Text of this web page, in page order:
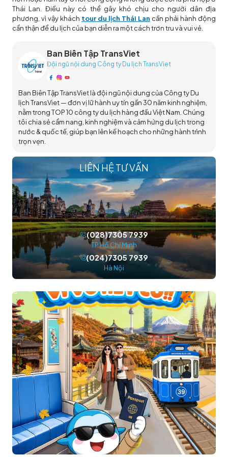
Thái Lan. Điều này có thể gây khó chịu cho người dân địa
phương, vì vậy khách tour du lịch Thái Lan cần phải hành động
cẩn thận để du lịch của bạn diễn ra một cách trơn tru và vui vẻ.
Ban Biên Tập TransViet
Đội ngũ nội dung Công ty Du lịch TransViet
Ban Biên Tập TransViet là đội ngũ nội dung của Công ty Du
lịch TransViet — đơn vị lữ hành uy tín gần 30 năm kinh nghiệm,
nằm trong TOP 10 công ty du lịch hàng đầu Việt Nam. Chúng
tôi chia sẻ cẩm nang, kinh nghiệm và cảm hứng du lịch trong
nước & quốc tế, giúp bạn lên kế hoạch cho những hành trình
trọn vẹn.
LIÊN HỆ TƯ VẤN
(028)7305 7939
TP.Hồ Chí Minh
(024)7305 7939
Hà Nội